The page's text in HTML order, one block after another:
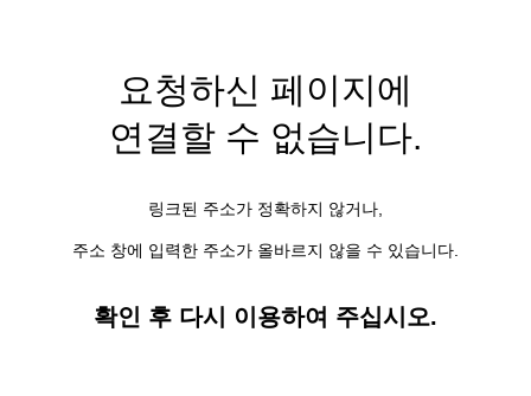
요청하신 페이지에
연결할 수 없습니다.
링크된 주소가 정확하지 않거나,
주소 창에 입력한 주소가 올바르지 않을 수 있습니다.
확인 후 다시 이용하여 주십시오.